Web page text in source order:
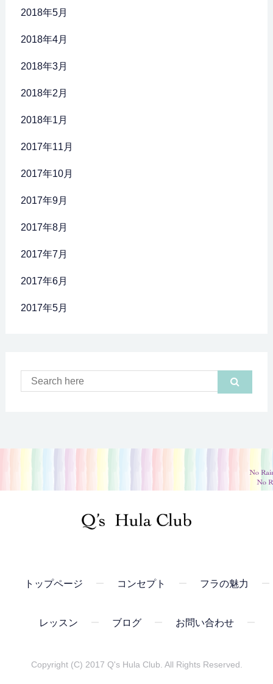
2018年5月
2018年4月
2018年3月
2018年2月
2018年1月
2017年11月
2017年10月
2017年9月
2017年8月
2017年7月
2017年6月
2017年5月
トップページ コンセプト フラの魅力
レッスン ブログ お問い合わせ
Copyright (C) 2017 Q's Hula Club. All Rights Reserved.